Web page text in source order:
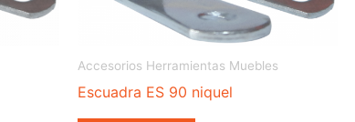
Accesorios Herramientas Muebles
Escuadra ES 90 niquel